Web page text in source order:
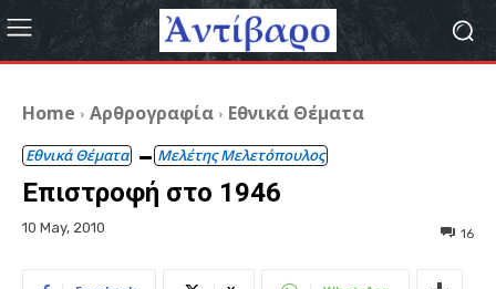
Home Αρθρογραφία Εθνικά Θέματα
Εθνικά Θέματα Μελέτης Μελετόπουλος
Επιστροφή στο 1946
10 May, 2010 16